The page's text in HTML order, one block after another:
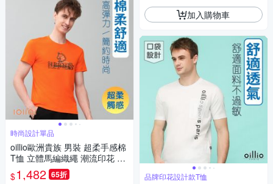
時尚設計單品
oillio歐洲貴族 男裝 超柔手感棉
T恤 立體馬編織繩 潮流印花 橘
色 男女裝 法國品牌
$1,482 65折
加入購物車
品牌印花設計款T恤